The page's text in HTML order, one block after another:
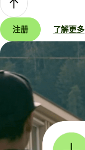
注册 了解更多